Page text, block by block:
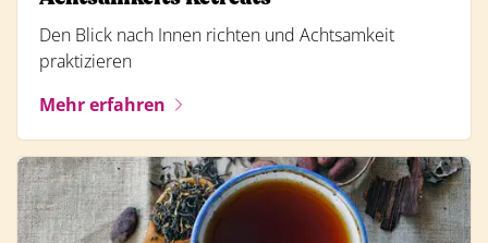
Den Blick nach Innen richten und Achtsamkeit
praktizieren
Mehr erfahren